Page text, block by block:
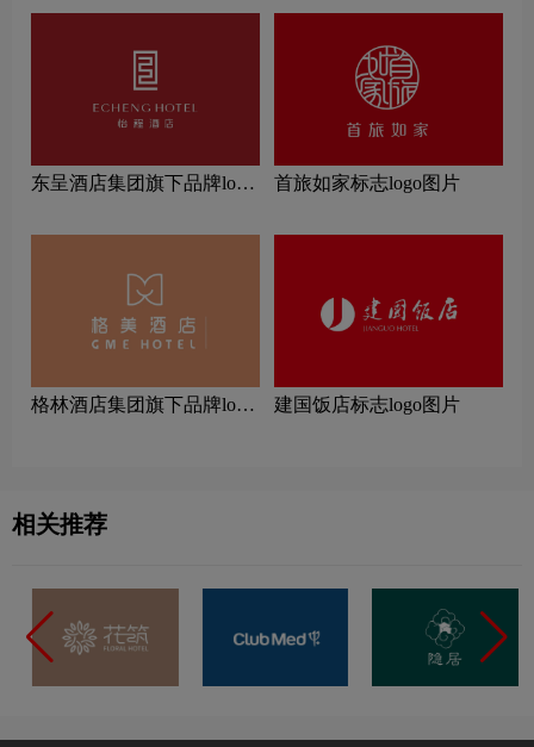
东呈酒店集团旗下品牌logo
首旅如家标志logo图片
‌格林酒店集团旗下品牌logo
建国饭店标志logo图片
相关推荐